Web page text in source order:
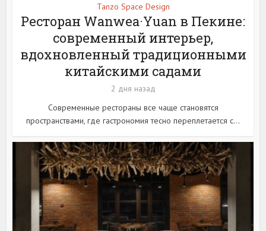
Tanzo Space Design
Ресторан Wanwea·Yuan в Пекине:
современный интерьер,
вдохновленный традиционными
китайскими садами
2 дня назад
Современные рестораны все чаще становятся
пространствами, где гастрономия тесно переплетается с...